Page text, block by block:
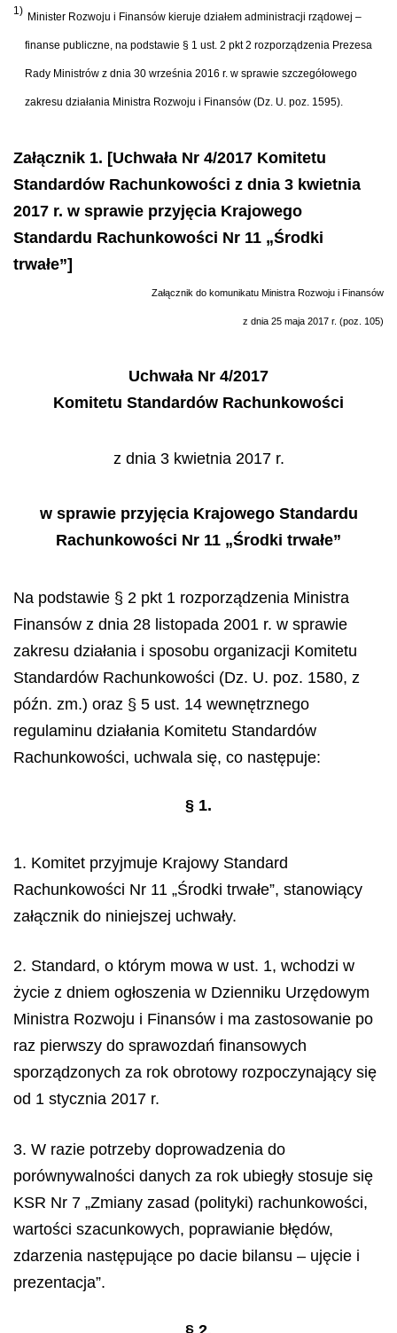
1) Minister Rozwoju i Finansów kieruje działem administracji rządowej –
finanse publiczne, na podstawie § 1 ust. 2 pkt 2 rozporządzenia Prezesa
Rady Ministrów z dnia 30 września 2016 r. w sprawie szczegółowego
zakresu działania Ministra Rozwoju i Finansów (Dz. U. poz. 1595).
Załącznik 1. [Uchwała Nr 4/2017 Komitetu
Standardów Rachunkowości z dnia 3 kwietnia
2017 r. w sprawie przyjęcia Krajowego
Standardu Rachunkowości Nr 11 „Środki
trwałe”]
Załącznik do komunikatu Ministra Rozwoju i Finansów
z dnia 25 maja 2017 r. (poz. 105)
Uchwała Nr 4/2017
Komitetu Standardów Rachunkowości
z dnia 3 kwietnia 2017 r.
w sprawie przyjęcia Krajowego Standardu
Rachunkowości Nr 11 „Środki trwałe”
Na podstawie § 2 pkt 1 rozporządzenia Ministra
Finansów z dnia 28 listopada 2001 r. w sprawie
zakresu działania i sposobu organizacji Komitetu
Standardów Rachunkowości (Dz. U. poz. 1580, z
późn. zm.) oraz § 5 ust. 14 wewnętrznego
regulaminu działania Komitetu Standardów
Rachunkowości, uchwala się, co następuje:
§ 1.
1. Komitet przyjmuje Krajowy Standard
Rachunkowości Nr 11 „Środki trwałe”, stanowiący
załącznik do niniejszej uchwały.
2. Standard, o którym mowa w ust. 1, wchodzi w
życie z dniem ogłoszenia w Dzienniku Urzędowym
Ministra Rozwoju i Finansów i ma zastosowanie po
raz pierwszy do sprawozdań finansowych
sporządzonych za rok obrotowy rozpoczynający się
od 1 stycznia 2017 r.
3. W razie potrzeby doprowadzenia do
porównywalności danych za rok ubiegły stosuje się
KSR Nr 7 „Zmiany zasad (polityki) rachunkowości,
wartości szacunkowych, poprawianie błędów,
zdarzenia następujące po dacie bilansu – ujęcie i
prezentacja”.